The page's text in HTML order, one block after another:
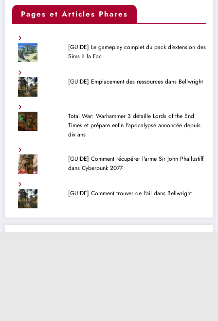
Pages et Articles Phares
[GUIDE] Le gameplay complet du pack d'extension des
Sims à la Fac
[GUIDE] Emplacement des ressources dans Bellwright
Total War: Warhammer 3 détaille Lords of the End
Times et prépare enfin l'apocalypse annoncée depuis
dix ans
[GUIDE] Comment récupérer l'arme Sir John Phallustiff
dans Cyberpunk 2077
[GUIDE] Comment trouver de l'ail dans Bellwright